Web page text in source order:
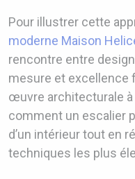
Pour illustrer cette
moderne Maison
rencontre entre
mesure et excellence
œuvre architecturale
comment un escalier
d’un intérieur tout en
techniques les plus